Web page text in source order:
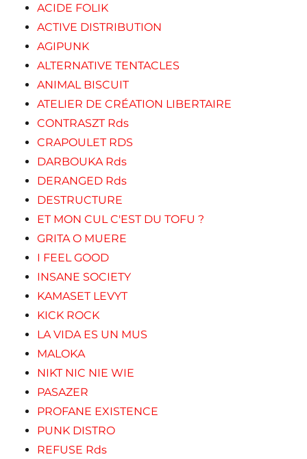
ACIDE FOLIK
ACTIVE DISTRIBUTION
AGIPUNK
ALTERNATIVE TENTACLES
ANIMAL BISCUIT
ATELIER DE CRÉATION LIBERTAIRE
CONTRASZT Rds
CRAPOULET RDS
DARBOUKA Rds
DERANGED Rds
DESTRUCTURE
ET MON CUL C'EST DU TOFU ?
GRITA O MUERE
I FEEL GOOD
INSANE SOCIETY
KAMASET LEVYT
KICK ROCK
LA VIDA ES UN MUS
MALOKA
NIKT NIC NIE WIE
PASAZER
PROFANE EXISTENCE
PUNK DISTRO
REFUSE Rds